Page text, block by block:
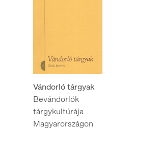
Vándorló tárgyak
Bevándorlók
tárgykultúrája
Magyarországon